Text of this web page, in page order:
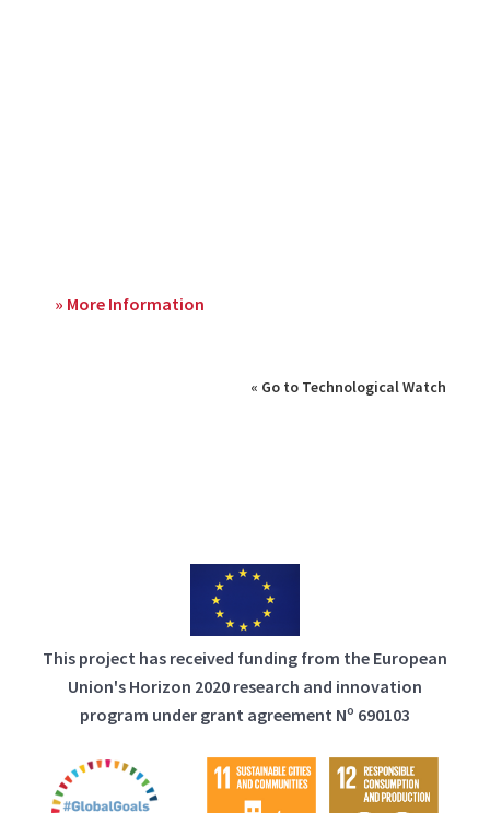
» More Information
« Go to Technological Watch
This project has received funding from the European
Union's Horizon 2020 research and innovation
program under grant agreement Nº 690103